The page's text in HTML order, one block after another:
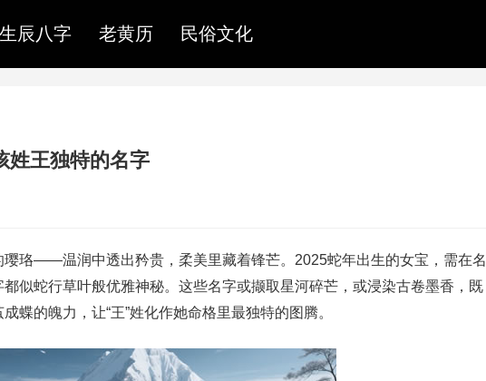
生辰八字 老黄历 民俗文化
姓王独特的名字
璎珞——温润中透出矜贵，柔美里藏着锋芒。2025蛇年出生的女宝，需在名
似蛇行草叶般优雅神秘。这些名字或撷取星河碎芒，或浸染古卷墨香，既
蝶的魄力，让“王”姓化作她命格里最独特的图腾。